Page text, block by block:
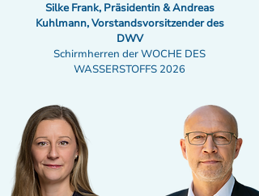
Silke Frank, Präsidentin & Andreas
Kuhlmann, Vorstandsvorsitzender des
DWV
Schirmherren der WOCHE DES
WASSERSTOFFS 2026